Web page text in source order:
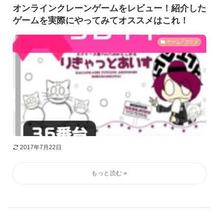
オンラインクレーンゲームをレビュー！紹介した
ゲームを実際にやってみてオススメはこれ！
ゲーム・アプリ
2017年7月22日